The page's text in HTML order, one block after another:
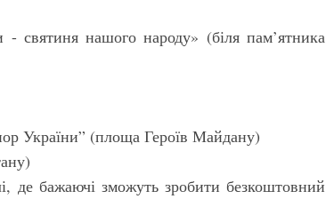
святиня нашого народу» (біля пам’ятника
України” (площа Героїв Майдану)
де бажаючі зможуть зробити безкоштовний